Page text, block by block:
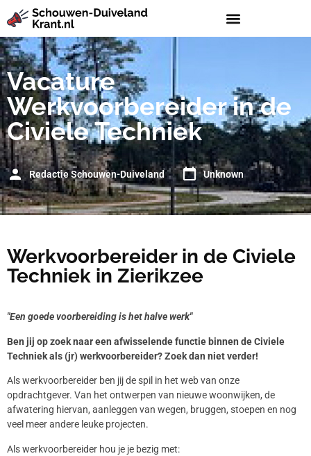
Vacature
Werkvoorbereider in de
Civiele Techniek
Redactie Schouwen-Duiveland Unknown
Werkvoorbereider in de Civiele
Techniek in Zierikzee
"Een goede voorbereiding is het halve werk"
Ben jij op zoek naar een afwisselende functie binnen de Civiele
Techniek als (jr) werkvoorbereider? Zoek dan niet verder!
Als werkvoorbereider ben jij de spil in het web van onze
opdrachtgever. Van het ontwerpen van nieuwe woonwijken, de
afwatering hiervan, aanleggen van wegen, bruggen, stoepen en nog
veel meer andere leuke projecten.
Als werkvoorbereider hou je je bezig met: